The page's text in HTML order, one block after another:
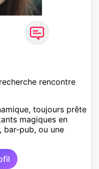
rencontre
toujours prête
magiques en
bar-pub, ou une